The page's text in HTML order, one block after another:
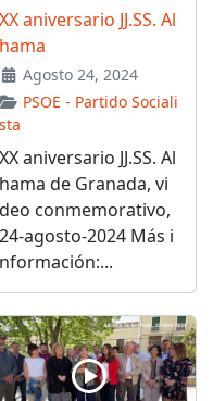
XX aniversario JJ.SS. Al
hama
Agosto 24, 2024
PSOE - Partido Sociali
sta
XX aniversario JJ.SS. Al
hama de Granada, vi
deo conmemorativo,
24-agosto-2024 Más i
nformación:...